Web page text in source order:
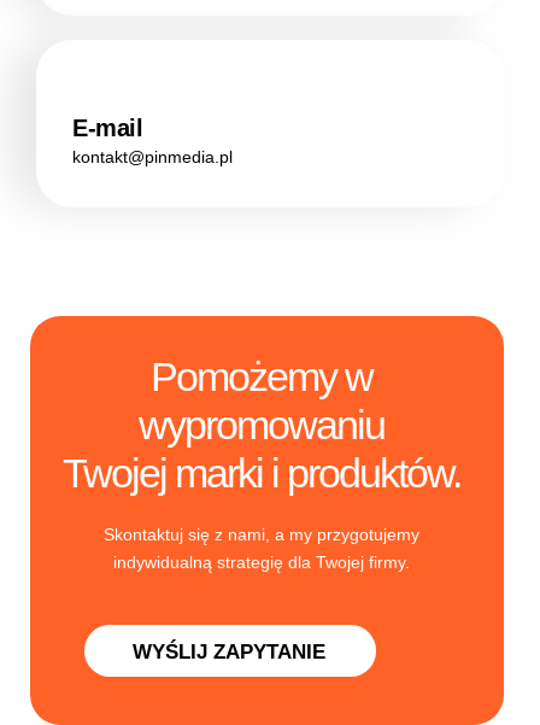
E-mail
kontakt@pinmedia.pl
Pomożemy w
wypromowaniu
Twojej marki i produktów.
Skontaktuj się z nami, a my przygotujemy
indywidualną strategię dla Twojej firmy.
WYŚLIJ ZAPYTANIE